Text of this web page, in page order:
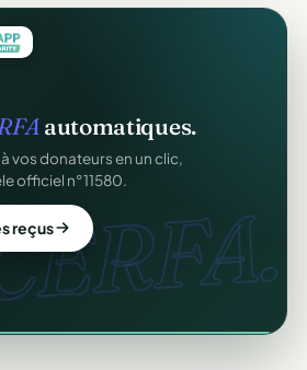
automatiques.
vos donateurs en un clic,
officiel n°11580.
reçus
donsen ligne.
sécurisé, reçu fiscal instantané
100 % gratuit.